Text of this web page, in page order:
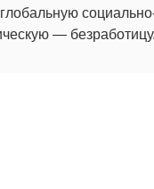
— безработицу.